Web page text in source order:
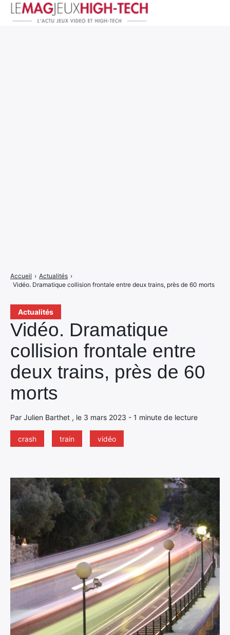
Actualités
Vidéo. Dramatique
collision frontale entre
deux trains, près de 60
morts
Par Julien Barthet , le 3 mars 2023 - 1 minute de lecture
crash train vidéo
Accueil › Actualités ›
Vidéo. Dramatique collision frontale entre deux trains, près de 60 morts